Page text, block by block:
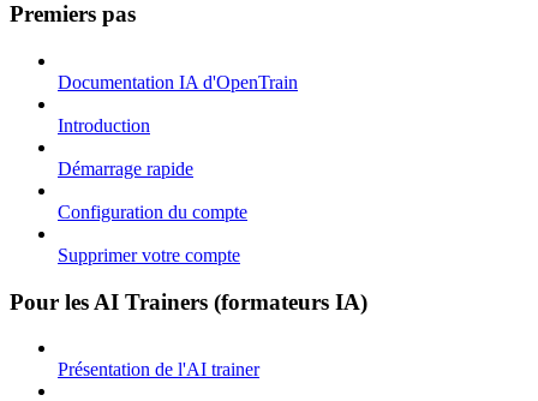
Premiers pas
Documentation IA d'OpenTrain
Introduction
Démarrage rapide
Configuration du compte
Supprimer votre compte
Pour les AI Trainers (formateurs IA)
Présentation de l'AI trainer